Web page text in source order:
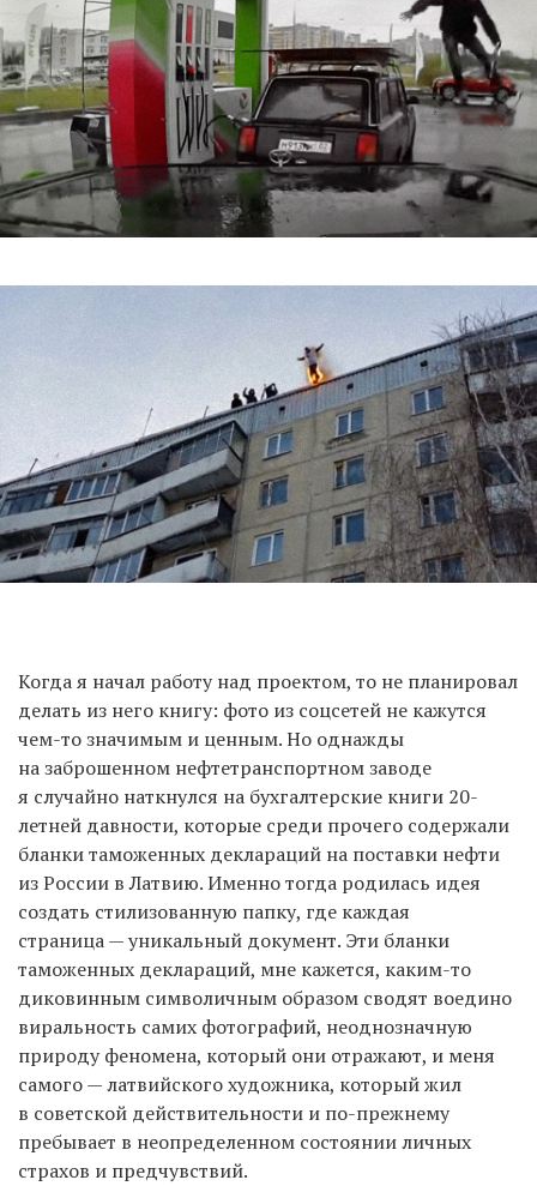
Когда я начал работу над проектом, то не планировал
делать из него книгу: фото из соцсетей не кажутся
чем-то значимым и ценным. Но однажды
на заброшенном нефтетранспортном заводе
я случайно наткнулся на бухгалтерские книги 20-
летней давности, которые среди прочего содержали
бланки таможенных деклараций на поставки нефти
из России в Латвию. Именно тогда родилась идея
создать стилизованную папку, где каждая
страница — уникальный документ. Эти бланки
таможенных деклараций, мне кажется, каким-то
диковинным символичным образом сводят воедино
виральность самих фотографий, неоднозначную
природу феномена, который они отражают, и меня
самого — латвийского художника, который жил
в советской действительности и по-прежнему
пребывает в неопределенном состоянии личных
страхов и предчувствий.